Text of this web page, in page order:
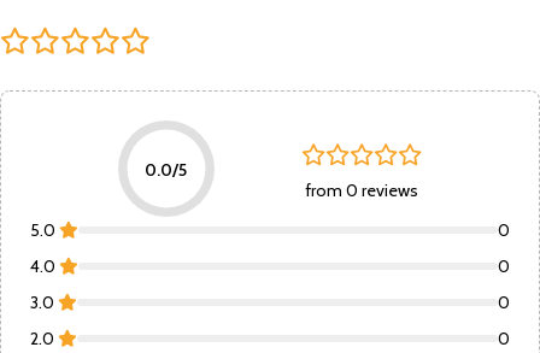
0.0/5
from 0 reviews
5.0
0
4.0
0
3.0
0
2.0
0